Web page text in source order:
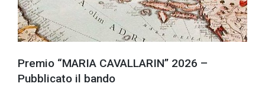
Premio “MARIA CAVALLARIN” 2026 –
Pubblicato il bando